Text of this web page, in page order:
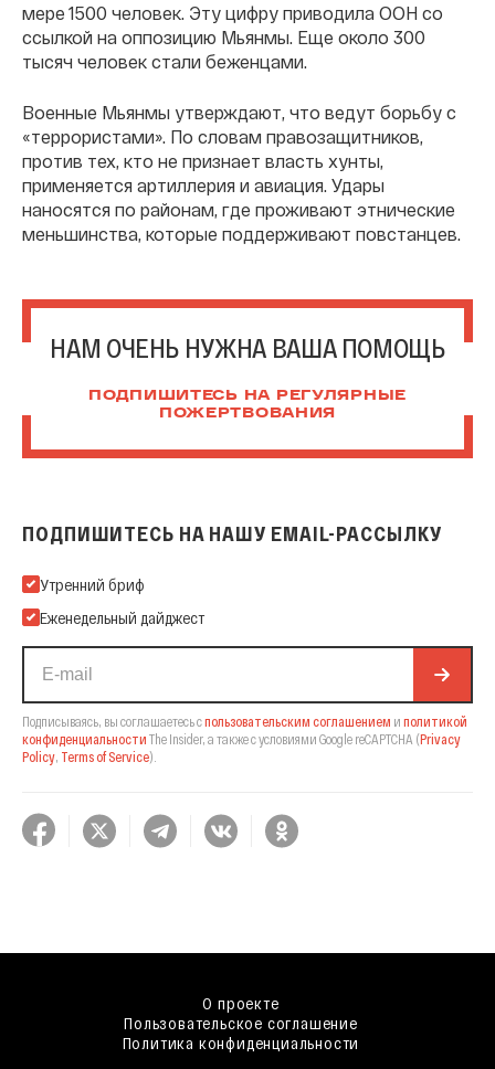
мере 1500 человек. Эту цифру приводила ООН со
ссылкой на оппозицию Мьянмы. Еще около 300
тысяч человек стали беженцами.
Военные Мьянмы утверждают, что ведут борьбу с
«террористами». По словам правозащитников,
против тех, кто не признает власть хунты,
применяется артиллерия и авиация. Удары
наносятся по районам, где проживают этнические
меньшинства, которые поддерживают повстанцев.
НАМ ОЧЕНЬ НУЖНА ВАША ПОМОЩЬ
ПОДПИШИТЕСЬ НА РЕГУЛЯРНЫЕ
ПОЖЕРТВОВАНИЯ
ПОДПИШИТЕСЬ НА НАШУ EMAIL-РАССЫЛКУ
Подпишитесь на нашу Email-рассылку
Утренний бриф
Еженедельный дайджест
Подписываясь, вы соглашаетесь спользовательским соглашением и политикой
конфиденциальности The Insider, а также с условиями Google reCAPTCHA (Privacy
Policy, Terms of Service).
О проекте
Пользовательское соглашение
Политика конфиденциальности